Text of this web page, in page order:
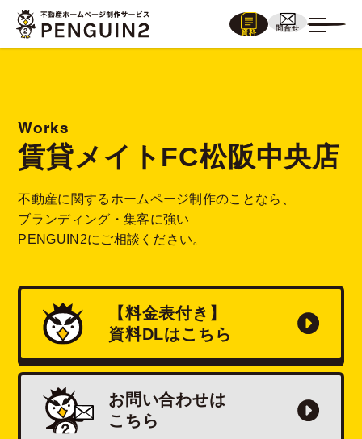
資料
問合せ
Works
賃貸メイトFC松阪中央店
不動産に関するホームページ制作のことなら、
ブランディング・集客に強い
PENGUIN2にご相談ください。
【料金表付き】
資料DLはこちら
お問い合わせは
こちら